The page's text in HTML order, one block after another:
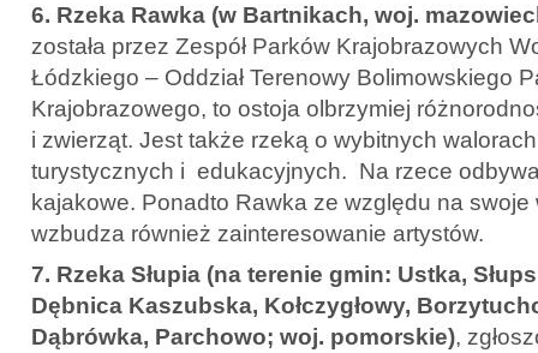
6. Rzeka Rawka (w Bartnikach, woj.
została przez Zespół Parków Krajobrazowych
Łódzkiego – Oddział Terenowy Bolimowskiego
Krajobrazowego, to ostoja olbrzymiej
i zwierząt. Jest także rzeką o wybitnych
turystycznych i edukacyjnych. Na rzece
kajakowe. Ponadto Rawka ze względu na
wzbudza również zainteresowanie artystów.
7. Rzeka Słupia (na terenie gmin: Ustka,
Dębnica Kaszubska, Kołczygłowy,
Dąbrówka, Parchowo; woj. pomorskie),